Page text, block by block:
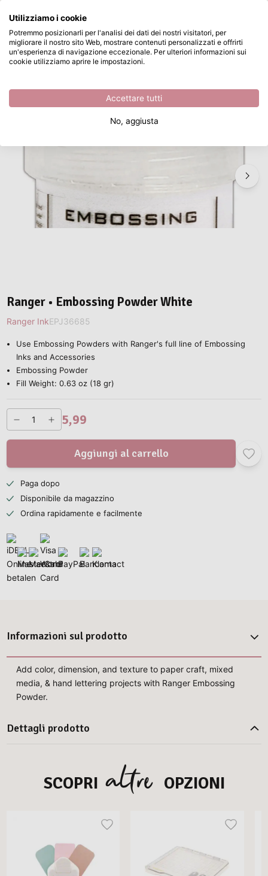
Passa al contenuto principale
Disponibile da magazzino
Ranger • Embossing Powder White
/ Polveri per embossing / Ranger • Embossing Powder White
Ranger • Embossing Powder White
Ranger InkEPJ36685
Use Embossing Powders with Ranger's full line of Embossing
Inks and Accessories
Embossing Powder
Fill Weight: 0.63 oz (18 gr)
5,99
Aggiungi al carrello
Paga dopo
Disponibile da magazzino
Ordina rapidamente e facilmente
Informazioni sul prodotto
Add color, dimension, and texture to paper craft, mixed
media, & hand lettering projects with Ranger Embossing
Powder.
Dettagli prodotto
SCOPRI altre OPZIONI
Cosa stai cercando?
Utilizziamo i cookie
Potremmo posizionarli per l'analisi dei dati dei nostri visitatori, per
migliorare il nostro sito Web, mostrare contenuti personalizzati e offrirti
un'esperienza di navigazione eccezionale. Per ulteriori informazioni sui
cookie utilizziamo aprire le impostazioni.
Accettare tutti
No, aggiusta